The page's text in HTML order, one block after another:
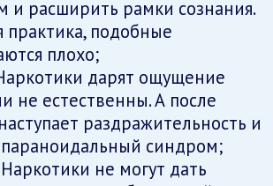
и расширить рамки сознания.
практика, подобные
плохо;
дарят ощущение
не естественны. А после
раздражительность и
параноидальный синдром;
не могут дать